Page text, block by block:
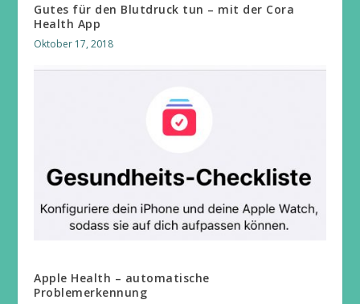
Gutes für den Blutdruck tun – mit der Cora
Health App
Oktober 17, 2018
Apple Health – automatische
Problemerkennung